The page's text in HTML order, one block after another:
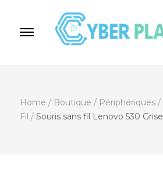
Home / Boutique / Périphériques /
Fil / Souris sans fil Lenovo 530 Grise